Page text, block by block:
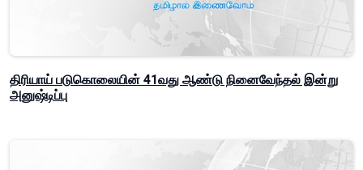
திரியாய் படுகொலையின் 41வது ஆண்டு நினைவேந்தல் இன்று
அனுஷ்டிப்பு